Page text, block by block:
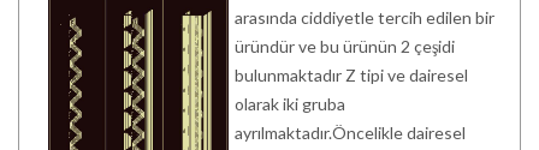
arasında ciddiyetle tercih edilen bir
üründür ve bu ürünün 2 çeşidi
bulunmaktadır Z tipi ve dairesel
olarak iki gruba
ayrılmaktadır.Öncelikle dairesel